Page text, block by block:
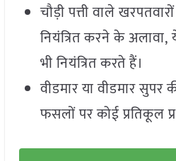
चौड़ी पत्ती वाले
नियंत्रित करने के अलावा,
भी नियंत्रित करते हैं।
वीडमार या वीडमार
फसलों पर कोई प्रतिकूल